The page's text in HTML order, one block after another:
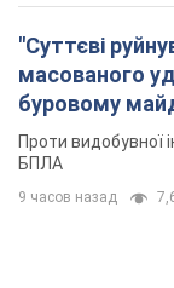
"Суттєві
масованого
буровому
Проти видобувної
БПЛА
9 часов назад